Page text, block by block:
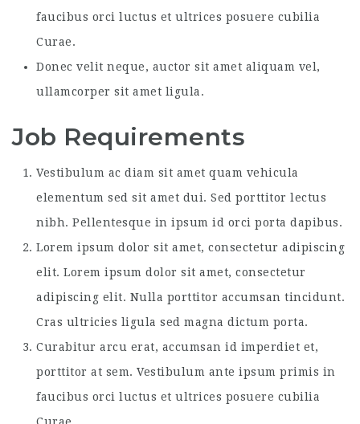
faucibus orci luctus et ultrices posuere cubilia
Curae.
Donec velit neque, auctor sit amet aliquam vel,
ullamcorper sit amet ligula.
Job Requirements
Vestibulum ac diam sit amet quam vehicula
elementum sed sit amet dui. Sed porttitor lectus
nibh. Pellentesque in ipsum id orci porta dapibus.
Lorem ipsum dolor sit amet, consectetur adipiscing
elit. Lorem ipsum dolor sit amet, consectetur
adipiscing elit. Nulla porttitor accumsan tincidunt.
Cras ultricies ligula sed magna dictum porta.
Curabitur arcu erat, accumsan id imperdiet et,
porttitor at sem. Vestibulum ante ipsum primis in
faucibus orci luctus et ultrices posuere cubilia